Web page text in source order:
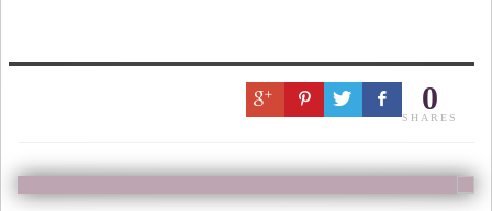
0
SHARES